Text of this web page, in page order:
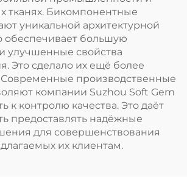
Бикомпонентные
уникальной архитектурной
обеспечивает большую
улучшенные свойства
Это сделало их ещё более
производственные
компании Suzhou Soft Gem
к контролю качества. Это даёт
предоставлять надёжные
для совершенствования
их клиентам.